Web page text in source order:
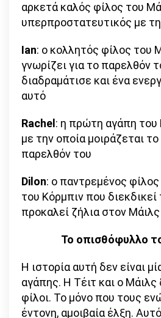
αρκετά καλός φίλος του
υπερπροστατευτικός με
Ian: ο κολλητός φίλος του
γνωρίζει για το παρελθόν
διαδραμάτισε και ένα
αυτό
Rachel : η πρώτη αγάπη του
με την οποία μοιράζεται
παρελθόν του
Dilon: ο παντρεμένος
του Κόρμπιν που διεκδικεί
προκαλεί ζήλια στον Μάιλς
Το οπισθόφυλλο
Η ιστορία αυτή δεν είναι
αγάπης. Η Τέιτ και ο Μάιλς
φίλοι. Το μόνο που τους
έντονη, αμοιβαία έλξη.